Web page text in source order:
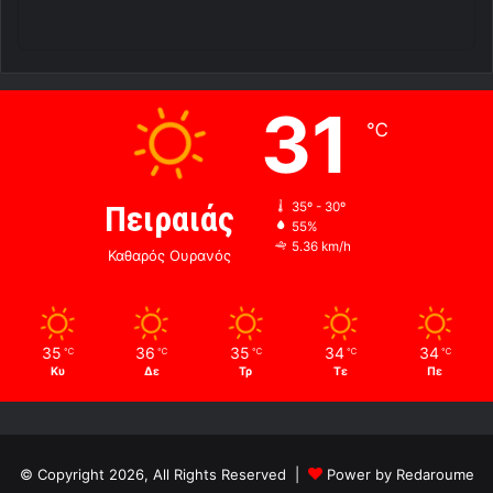
Πειραιάς
Καθαρός Ουρανός
31 ℃
35º - 30º
55%
5.36 km/h
35 ℃
Κυ
36 ℃
Δε
35 ℃
Τρ
34 ℃
Τε
34 ℃
Πε
© Copyright 2026, All Rights Reserved | Power by Redaroume